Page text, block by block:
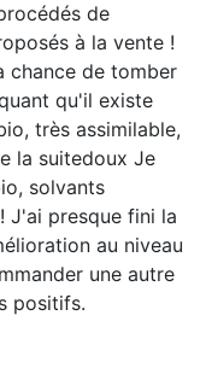
de
à la vente !
chance de tomber
qu'il existe
très assimilable,
la suitedoux Je
solvants
J'ai presque fini la
au niveau
une autre
positifs.